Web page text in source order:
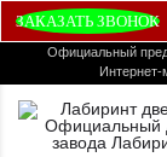
ЗАКАЗАТЬ ЗВОНОК
Официальный
Интернет-